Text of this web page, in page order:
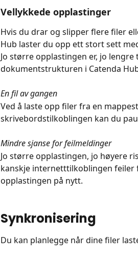
Vellykkede opplastinger
Hvis du drar og slipper flere filer
Hub laster du opp ett stort sett
Jo større opplastingen er, jo
dokumentstrukturen i Catenda
En fil av gangen
Ved å laste opp filer fra en
skrivebordstilkoblingen kan du
Mindre sjanse for feilmeldinger
Jo større opplastingen, jo høyere
kanskje internetttilkoblingen feiler
opplastingen på nytt.
Synkronisering
Du kan planlegge når dine filer